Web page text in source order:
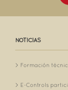
NOTICIAS
Formación
E-Controls